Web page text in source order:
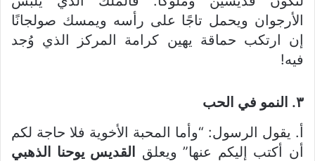
الأرجوان ويحمل تاجًا على رأسه ويمسك صولجانًا
إن ارتكب حماقة يهين كرامة المركز الذي وُجد
فيه!
٣. النمو في الحب
أ. يقول الرسول: “وأما المحبة الأخوية فلا حاجة لكم
أن أكتب إليكم عنها” ويعلق
القديس يوحنا الذهبي